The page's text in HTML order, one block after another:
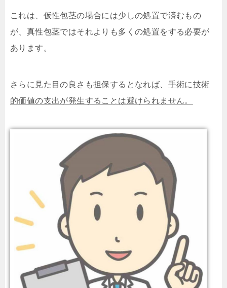
これは、仮性包茎の場合には少しの処置で済むもの
が、真性包茎ではそれよりも多くの処置をする必要が
あります。
さらに見た目の良さも担保するとなれば、 手術に技術
的価値の支出が発生することは避けられません。